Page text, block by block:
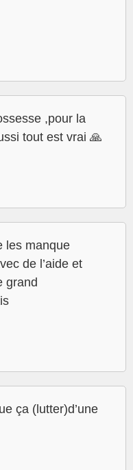
,pour la
tout est vrai 🙏
les manque
de l’aide et
grand
ça (lutter)d’une